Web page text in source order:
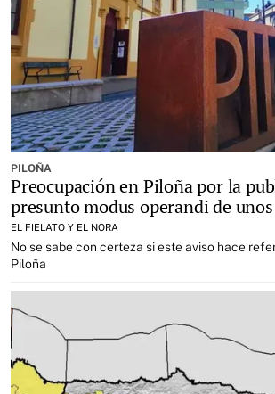
PILOÑA
Preocupación en Piloña por la
presunto modus operandi de
EL FIELATO Y EL NORA
No se sabe con certeza si este aviso hace
Piloña